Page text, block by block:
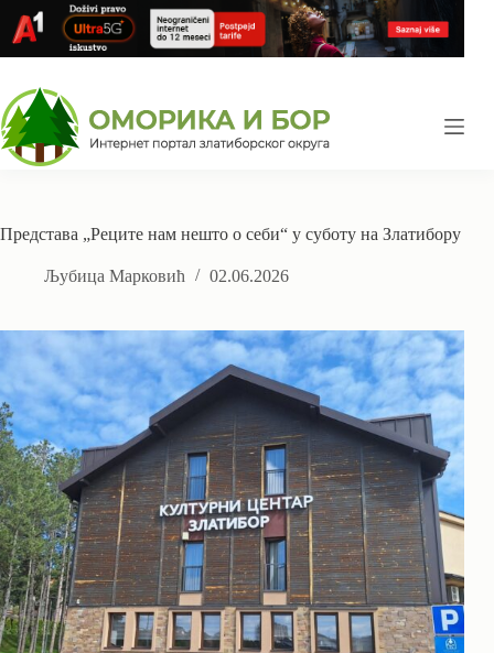
content
Представа „Реците нам нешто о себи“ у суботу на Златибору
Љубица Марковић 02.06.2026